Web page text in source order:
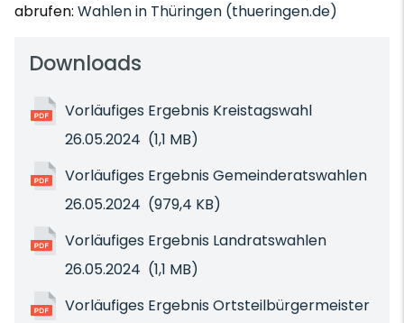
abrufen: Wahlen in Thüringen (thueringen.de)
Downloads
Vorläufiges Ergebnis Kreistagswahl
26.05.2024 (1,1 MB)
Vorläufiges Ergebnis Gemeinderatswahlen
26.05.2024 (979,4 KB)
Vorläufiges Ergebnis Landratswahlen
26.05.2024 (1,1 MB)
Vorläufiges Ergebnis Ortsteilbürgermeister